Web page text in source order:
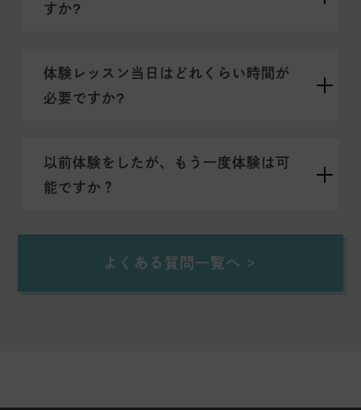
すか?
体験レッスン当日はどれくらい時間が
必要ですか?
以前体験をしたが、もう一度体験は可
能ですか？
よくある質問一覧へ